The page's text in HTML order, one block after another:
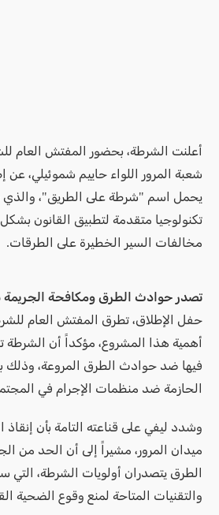
أعلنت الشرطة، بحضور المفتش العام
شعبة المرور اللواء حاييم شموئيلي،
يحمل اسم "شرطة على الطريق"، والذي
تكنولوجيا متقدمة لتطبيق القانون
مخالفات السير الخطيرة على الطرقات.
تصدر حوادث الطرق ومكافحة الجريمة
حفل الإطلاق، تطرق المفتش العام
أهمية هذا المشروع، مؤكداً أن
فيها ضد حوادث الطرق المروعة، وذلك
الحازمة ضد منظمات الإجرام في
وشدد ليفي على قناعته التامة بأن إنقاذ
ميدان المرور، مشيراً إلى أن الحد من
الطرق يتصدران أولويات الشرطة، التي
والتقنيات المتاحة لمنع وقوع الضحية